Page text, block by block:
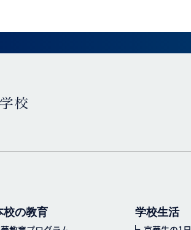
校の教育 学校生活